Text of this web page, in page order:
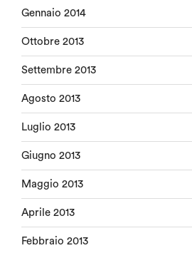
Gennaio 2014
Ottobre 2013
Settembre 2013
Agosto 2013
Luglio 2013
Giugno 2013
Maggio 2013
Aprile 2013
Febbraio 2013